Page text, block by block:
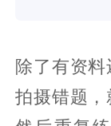
除了有资
拍摄错题，